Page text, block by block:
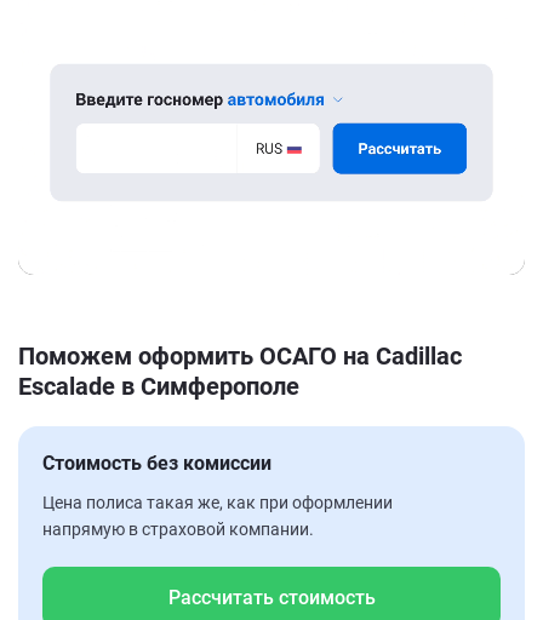
Поможем оформить ОСАГО на Cadillac
Escalade в Симферополе
Стоимость без комиссии
Цена полиса такая же, как при оформлении
напрямую в страховой компании.
Рассчитать стоимость